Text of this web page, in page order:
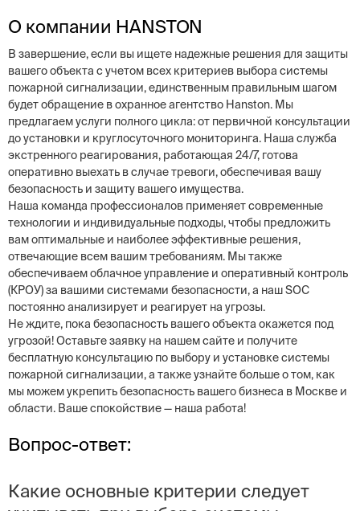
О компании HANSTON
В завершение, если вы ищете надежные решения для защиты
вашего объекта с учетом всех критериев выбора системы
пожарной сигнализации, единственным правильным шагом
будет обращение в охранное агентство Hanston. Мы
предлагаем услуги полного цикла: от первичной консультации
до установки и круглосуточного мониторинга. Наша служба
экстренного реагирования, работающая 24/7, готова
оперативно выехать в случае тревоги, обеспечивая вашу
безопасность и защиту вашего имущества.
Наша команда профессионалов применяет современные
технологии и индивидуальные подходы, чтобы предложить
вам оптимальные и наиболее эффективные решения,
отвечающие всем вашим требованиям. Мы также
обеспечиваем облачное управление и оперативный контроль
(КРОУ) за вашими системами безопасности, а наш SOC
постоянно анализирует и реагирует на угрозы.
Не ждите, пока безопасность вашего объекта окажется под
угрозой! Оставьте заявку на нашем сайте и получите
бесплатную консультацию по выбору и установке системы
пожарной сигнализации, а также узнайте больше о том, как
мы можем укрепить безопасность вашего бизнеса в Москве и
области. Ваше спокойствие — наша работа!
Вопрос-ответ:
Какие основные критерии следует